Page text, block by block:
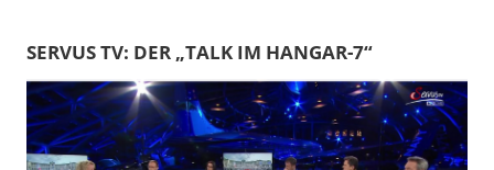
-
A
d
r
SERVUS TV: DER „TALK IM HANGAR-7“